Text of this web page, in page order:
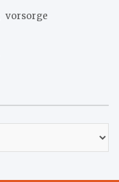
vorsorge